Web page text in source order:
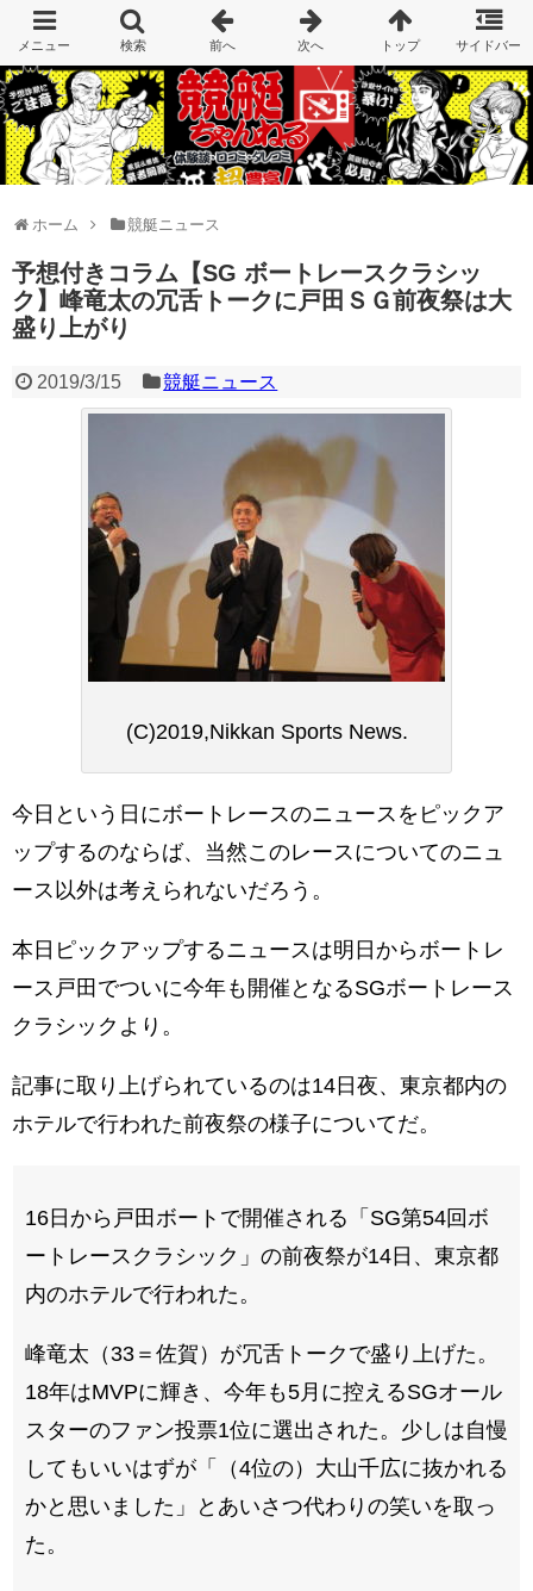
ホーム 競艇ニュース
予想付きコラム【SG ボートレースクラシッ
ク】峰竜太の冗舌トークに戸田ＳＧ前夜祭は大
盛り上がり
2019/3/15 競艇ニュース
(C)2019,Nikkan Sports News.
今日という日にボートレースのニュースをピックア
ップするのならば、当然このレースについてのニュ
ース以外は考えられないだろう。
本日ピックアップするニュースは明日からボートレ
ース戸田でついに今年も開催となるSGボートレース
クラシックより。
記事に取り上げられているのは14日夜、東京都内の
ホテルで行われた前夜祭の様子についてだ。
16日から戸田ボートで開催される「SG第54回ボ
ートレースクラシック」の前夜祭が14日、東京都
内のホテルで行われた。
峰竜太（33＝佐賀）が冗舌トークで盛り上げた。
18年はMVPに輝き、今年も5月に控えるSGオール
スターのファン投票1位に選出された。少しは自慢
してもいいはずが「（4位の）大山千広に抜かれる
かと思いました」とあいさつ代わりの笑いを取っ
た。